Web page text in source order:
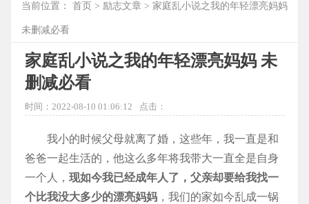
当前位置： 首页 > 励志文章 > 家庭乱小说之我的年轻漂亮妈妈
未删减必看
家庭乱小说之我的年轻漂亮妈妈 未
删减必看
时间：2022-08-10 01:06:12 点击：
我小的时候父母就离了婚，这些年，我一直是和
爸爸一起生活的，他这么多年将我带大一直全是自身
一个人， 现如今我已经成年人了，父亲却要给我找一
个比我没大多少的漂亮妈妈 ，我们的家如今乱成一锅